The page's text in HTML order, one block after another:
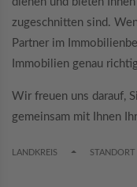
zugeschnitten sind.
Partner im
Immobilien genau
Wir freuen uns darauf,
gemeinsam mit Ihnen
LANDKREIS TOGGLESTANDORT